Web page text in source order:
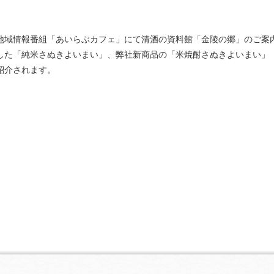
情報番組「あいらぶカフェ」にて清酒の資料館「金陵の郷」のご案
た「純米さぬきよいまい」、弊社新商品の「米焼酎さぬきよいまい」
されます。